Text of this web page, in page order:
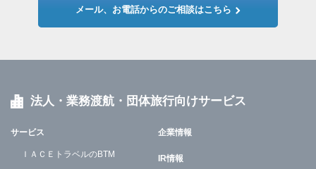
メール、お電話からのご相談はこちら
法人・業務渡航・団体旅行向けサービス
サービス
ＩＡＣＥトラベルのBTM
企業情報
IR情報